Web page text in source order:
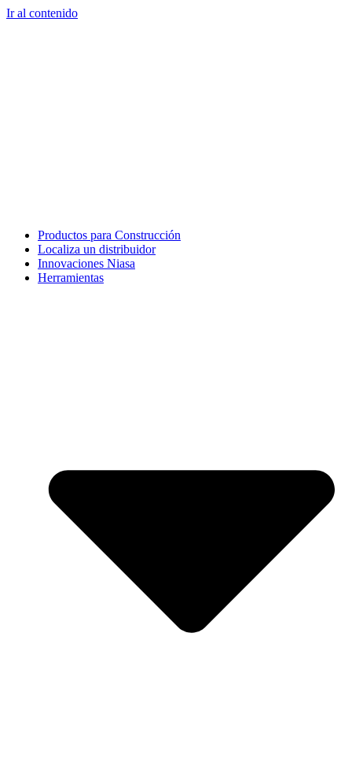
Ir al contenido
Productos para Construcción
Localiza un distribuidor
Innovaciones Niasa
Herramientas